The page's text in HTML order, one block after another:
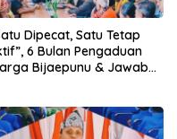
Dipecat, Satu Tetap
6 Bulan Pengaduan
Bijaepunu & Jawaban